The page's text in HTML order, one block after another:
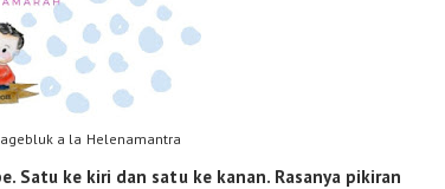
a la Helenamantra
ke kiri dan satu ke kanan. Rasanya pikiran